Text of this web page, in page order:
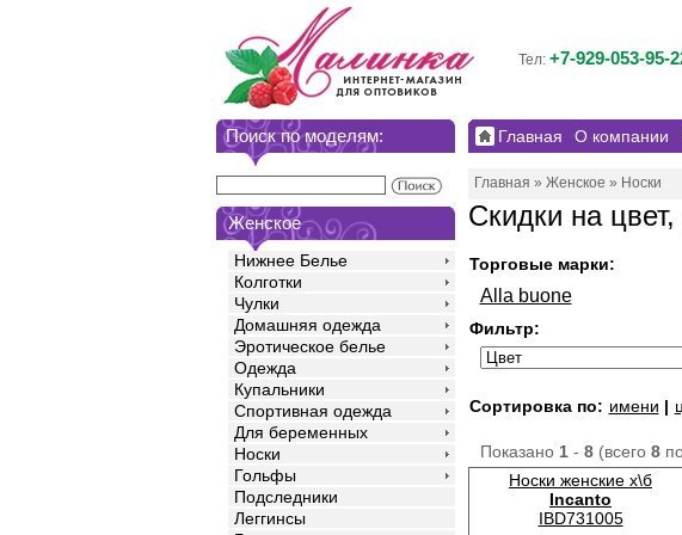
Тел: +7-929-053-95-
Поиск по моделям:
Женское
Нижнее Белье
Колготки
Чулки
Домашняя одежда
Эротическое белье
Одежда
Купальники
Спортивная одежда
Для беременных
Носки
Гольфы
Подследники
Леггинсы
Главная О компании
Главная » Женское » Носки
Скидки на
Торговые марки:
Alla buone
Фильтр:
Сортировка по: имени |
Показано 1- 8(всего 8
Носки женские х\б
Incanto
IBD731005